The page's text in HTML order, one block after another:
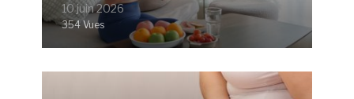
10 juin 2026
354 Vues